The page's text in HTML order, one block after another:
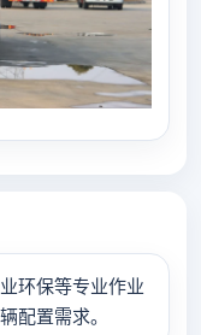
环保等专业作业
配置需求。